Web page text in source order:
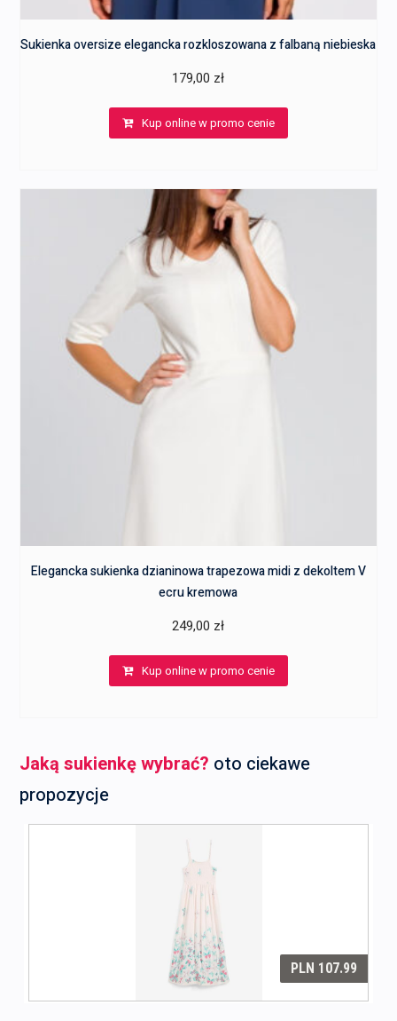
Sukienka oversize elegancka rozkloszowana z falbaną niebieska
179,00 zł
Kup online w promo cenie
Elegancka sukienka dzianinowa trapezowa midi z dekoltem V
ecru kremowa
249,00 zł
Kup online w promo cenie
Jaką sukienkę wybrać? oto ciekawe
propozycje